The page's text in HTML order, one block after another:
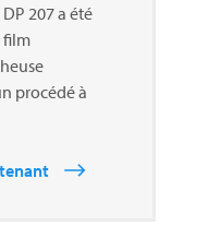
207 a été
film
procédé à